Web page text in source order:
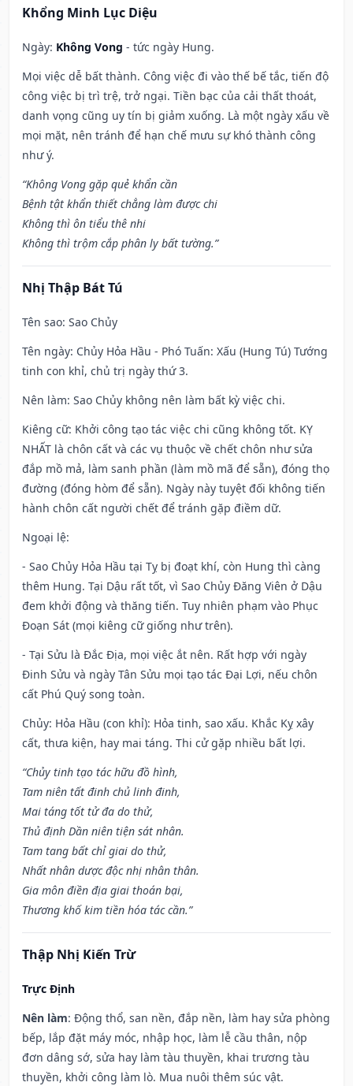
Khổng Minh Lục Diệu
Ngày: Không Vong - tức ngày Hung.
Mọi việc dễ bất thành. Công việc đi vào thế bế tắc, tiến độ
công việc bị trì trệ, trở ngại. Tiền bạc của cải thất thoát,
danh vọng cũng uy tín bị giảm xuống. Là một ngày xấu về
mọi mặt, nên tránh để hạn chế mưu sự khó thành công
như ý.
“Không Vong gặp quẻ khẩn cần
Bệnh tật khẩn thiết chẳng làm được chi
Không thì ôn tiểu thê nhi
Không thì trộm cắp phân ly bất tường.”
Nhị Thập Bát Tú
Tên sao: Sao Chủy
Tên ngày: Chủy Hỏa Hầu - Phó Tuấn: Xấu (Hung Tú) Tướng
tinh con khỉ, chủ trị ngày thứ 3.
Nên làm: Sao Chủy không nên làm bất kỳ việc chi.
Kiêng cữ: Khởi công tạo tác việc chi cũng không tốt. KỴ
NHẤT là chôn cất và các vụ thuộc về chết chôn như sửa
đắp mồ mả, làm sanh phần (làm mồ mã để sẵn), đóng thọ
đường (đóng hòm để sẵn). Ngày này tuyệt đối không tiến
hành chôn cất người chết để tránh gặp điềm dữ.
Ngoại lệ:
- Sao Chủy Hỏa Hầu tại Tỵ bị đoạt khí, còn Hung thì càng
thêm Hung. Tại Dậu rất tốt, vì Sao Chủy Đăng Viên ở Dậu
đem khởi động và thăng tiến. Tuy nhiên phạm vào Phục
Đoạn Sát (mọi kiêng cữ giống như trên).
- Tại Sửu là Đắc Địa, mọi việc ắt nên. Rất hợp với ngày
Đinh Sửu và ngày Tân Sửu mọi tạo tác Đại Lợi, nếu chôn
cất Phú Quý song toàn.
Chủy: Hỏa Hầu (con khỉ): Hỏa tinh, sao xấu. Khắc Kỵ xây
cất, thưa kiện, hay mai táng. Thi cử gặp nhiều bất lợi.
“Chủy tinh tạo tác hữu đồ hình,
Tam niên tất đinh chủ linh đinh,
Mai táng tốt tử đa do thử,
Thủ định Dần niên tiện sát nhân.
Tam tang bất chỉ giai do thử,
Nhất nhân dược độc nhị nhân thân.
Gia môn điền địa giai thoán bại,
Thương khố kim tiền hóa tác cần.”
Thập Nhị Kiến Trừ
Trực Định
Nên làm: Động thổ, san nền, đắp nền, làm hay sửa phòng
bếp, lắp đặt máy móc, nhập học, làm lễ cầu thân, nộp
đơn dâng sớ, sửa hay làm tàu thuyền, khai trương tàu
thuyền, khởi công làm lò. Mua nuôi thêm súc vật.